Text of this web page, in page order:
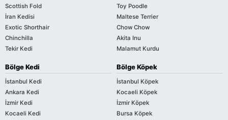
Scottish Fold
İran Kedisi
Exotic Shorthair
Chinchilla
Tekir Kedi
Toy Poodle
Maltese Terrier
Chow Chow
Akita Inu
Malamut Kurdu
Bölge Kedi
İstanbul Kedi
Ankara Kedi
İzmir Kedi
Kocaeli Kedi
Bölge Köpek
İstanbul Köpek
Kocaeli Köpek
İzmir Köpek
Bursa Köpek